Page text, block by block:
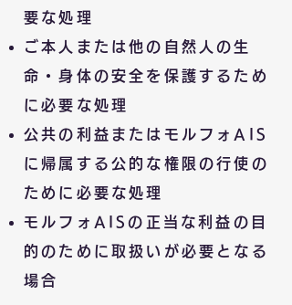
要な処理
ご本人または他の自然人の生
命・身体の安全を保護するため
に必要な処理
公共の利益またはモルフォAIS
に帰属する公的な権限の行使の
ために必要な処理
モルフォAISの正当な利益の目
的のために取扱いが必要となる
場合